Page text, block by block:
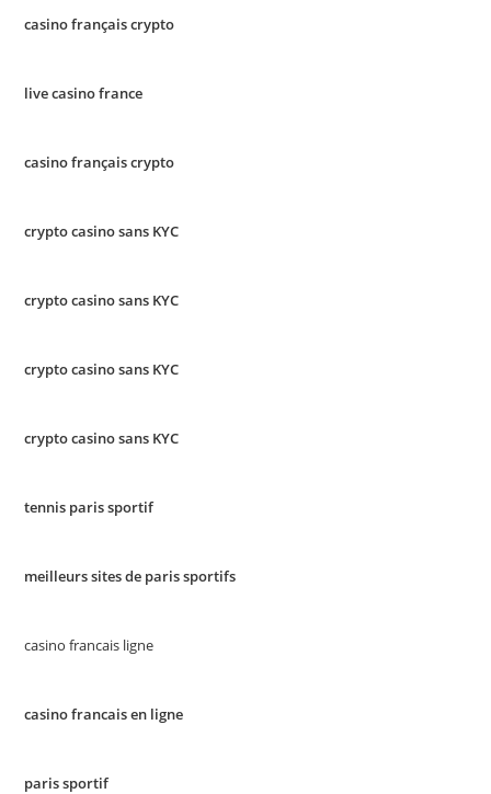
casino français crypto
live casino france
casino français crypto
crypto casino sans KYC
crypto casino sans KYC
crypto casino sans KYC
crypto casino sans KYC
tennis paris sportif
meilleurs sites de paris sportifs
casino francais ligne
casino francais en ligne
paris sportif